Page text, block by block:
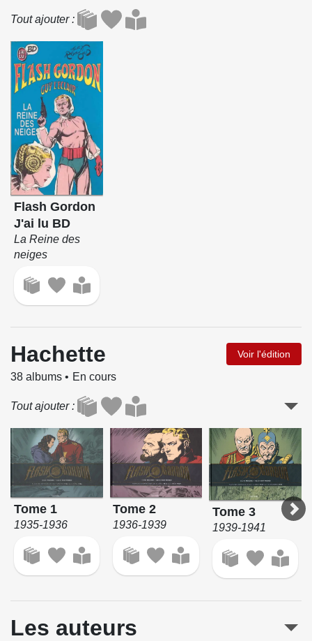
Tout ajouter
Flash Gordon
J'ai lu BD
La Reine des
neiges
Hachette Voir l'édition
38 albums En cours
Tout ajouter
Tome 1
1935-1936
Tome 2
1936-1939
Tome 3
1939-1941
Les auteurs